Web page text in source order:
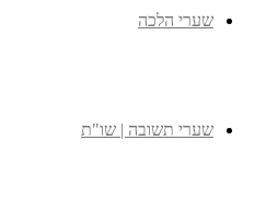
שערי הלכה
שערי תשובה | שו"ת